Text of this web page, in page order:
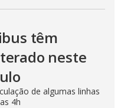
têm
neste
de algumas linhas
4h